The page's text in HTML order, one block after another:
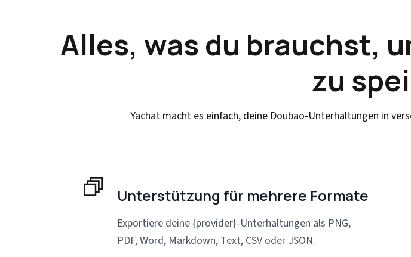
Alles, was du brauchst,
zu
Yachat macht es einfach, deine Doubao-Unterhaltungen in
Unterstützung für mehrere Formate
Exportiere deine {provider}-Unterhaltungen als PNG,
PDF, Word, Markdown, Text, CSV oder JSON.